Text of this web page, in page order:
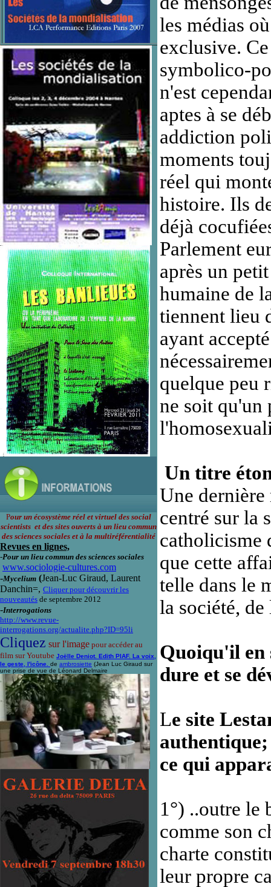
Pour un écosystème réel et virtuel des social
scientists et des sites ouverts à un lieu commun
des sciences sociales et à la multiréférentialité
Revues en lignes,
-Pour un lieu commun des sciences sociales
www.sociologie-cultures.com
-Mycelium (Jean-Luc Giraud, Laurent
Danchin=, Cliquer pour découvrir les
nouveautés de septembre 2012
-Interrogations
http://www.revue-
interrogations.org/actualite.php?ID=95li
Cliquez sur l'image pour accéder au
film sur Youtube Joëlle Deniot. Edith PIAF. La voix,
le geste, l'icône. de ambrosiette (Jean Luc Giraud sur
une prise de vue de Léonard Delmaire
les médias
exclusive.
symbolico-
n'est
aptes à se
addiction
moments
réel qui
histoire. Ils
déjà
Parlement
après un
humaine de
tiennent lieu
ayant
quelque peu
ne soit qu'un
Un titre
Une
centré sur la
catholicisme
que cette
telle dans le
la société,
Quoiqu'il en
dure et se
Le site
authentique;
ce qui
1°) ..outre le
comme son
charte
leur propre